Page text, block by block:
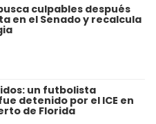
culpables después
en el Senado y recalcula
un futbolista
detenido por el ICE en
de Florida